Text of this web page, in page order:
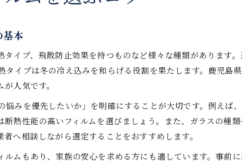
窓ガラスフィルム断熱で室内環境を快適に
結露や紫外線対策にも活躍する断熱フィルム
省エネと快適さを両立する窓ガラスフィルム断熱
暑さや寒さ対策には断熱フィルムが有効
窓ガラスフィルム断熱で暑さ寒さを和らげる方法
断熱フィルムの貼り方で冷暖房効率アップ
鹿児島の厳しい気候にも断熱フィルムが活躍
節電効果も期待できる断熱フィルムの活用術
基本
イプ、飛散防止効果を持つものなど様々な種類があります
タイプは冬の冷え込みを和らげる役割を果たします。鹿児島
人気です。
みを優先したいか」を明確にすることが大切です。例えば
熱性能の高いフィルムを選びましょう。また、ガラスの種
へ相談しながら選定することをおすすめします。
ムもあり、家族の安心を求める方にも適しています。事前